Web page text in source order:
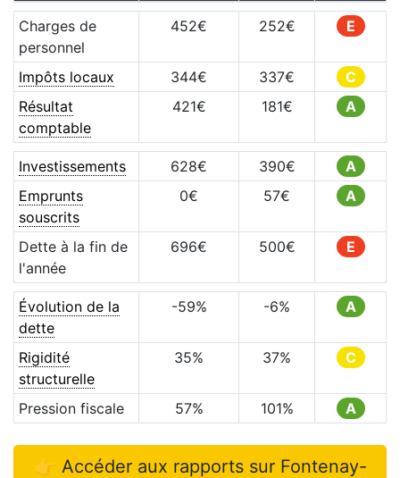
Charges de
personnel
452€ 252€ E
Impôts locaux 344€ 337€
C
Résultat
comptable
421€ 181€ A
Investissements 628€ 390€
A
Emprunts
souscrits
0€ 57€ A
Dette à la fin de
l'année
696€ 500€ E
Évolution de la
dette
-59% -6% A
Rigidité
structurelle
35% 37% C
Pression fiscale 57% 101% A
👉 Accéder aux rapports sur Fontenay-